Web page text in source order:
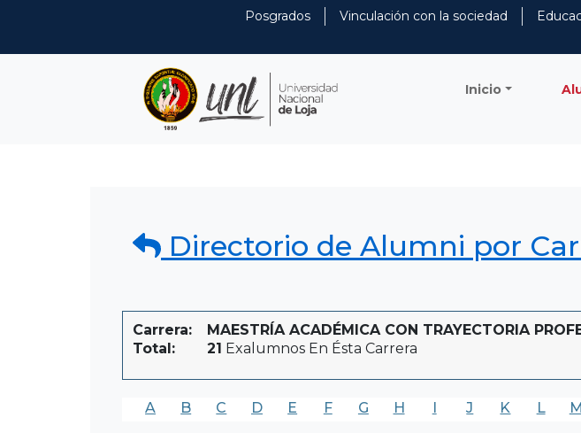
Posgrados Vinculación con la sociedad
Inicio
Directorio de Alumni por
Carrera:
MAESTRÍA ACADÉMICA CON TRAYECTORIA
Total:
21 Exalumnos En Ésta Carrera
A B C D E F G H I J K L M